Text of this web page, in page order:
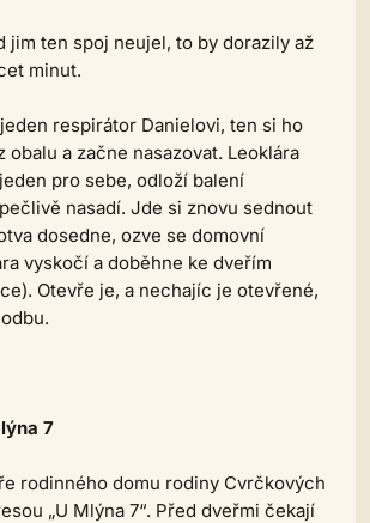
jim ten spoj neujel, to by dorazily až
minut.
respirátor Danielovi, ten si ho
obalu a začne nasazovat. Leoklára
pro sebe, odloží balení
nasadí. Jde si znovu sednout
dosedne, ozve se domovní
vyskočí a doběhne ke dveřím
Otevře je, a nechajíc je otevřené,
7
rodinného domu rodiny Cvrčkových
„U Mlýna 7“. Před dveřmi čekají